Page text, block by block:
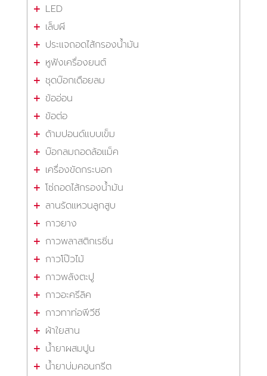
LED
เล็บผี
ประแจถอดไส้กรองน้ำมัน
หูฟังเครื่องยนต์
ชุดบ๊อกเดือยลม
ข้ออ่อน
ข้อต่อ
ด้ามปอนด์แบบเข็ม
บ๊อกลมถอดล้อแม็ค
เครื่องขัดกระบอก
โซ่ถอดไส้กรองน้ำมัน
ลานรัดแหวนลูกสูบ
กาวยาง
กาวพลาสติกเรซิ่น
กาวโป๊วไม้
กาวพลังตะปู
กาวอะครีลิค
กาวทาท่อพีวีซี
ผ้าใยสาน
น้ำยาผสมปูน
น้ำยาบ่มคอนกรีต